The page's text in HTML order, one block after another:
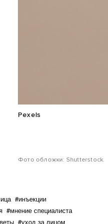
Pexels
Фото обложки: Shutterstock.
#инъекции
#мнение специалиста
#уход за лицом